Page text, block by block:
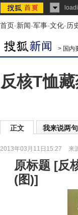
首页-新闻-军事-文化-历
> 国内
反核T恤
正文 我来说两句
2013年03月11日15:27 来
原标题 [反
(图)]